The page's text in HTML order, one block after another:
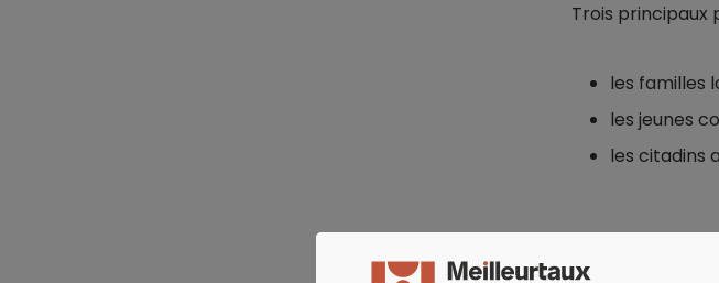
Trois principaux
les familles
les jeunes
les citadins